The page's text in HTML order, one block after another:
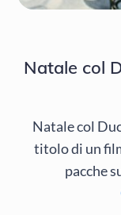
Natale col
Natale col
titolo di un
pacche